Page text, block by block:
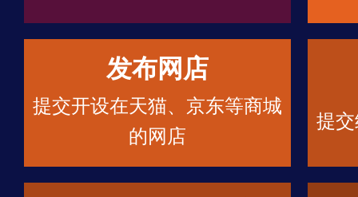
发布网店
提交开设在天猫、京东等商城
的网店
提